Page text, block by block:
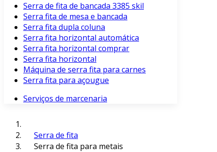
Serra de fita de bancada 3385 skil
Serra fita de mesa e bancada
Serra fita dupla coluna
Serra fita horizontal automática
Serra fita horizontal comprar
Serra fita horizontal
Máquina de serra fita para carnes
Serra fita para açougue
Serviços de marcenaria
Serra de fita
Serra de fita para metais